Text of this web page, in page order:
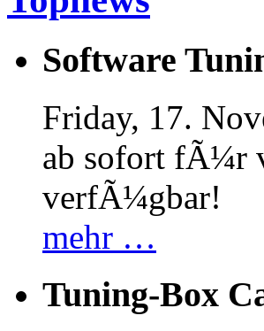
Software
Friday, 17.
ab sofort fÃ¼r
verfÃ¼gbar!
mehr …
Tuning-Box